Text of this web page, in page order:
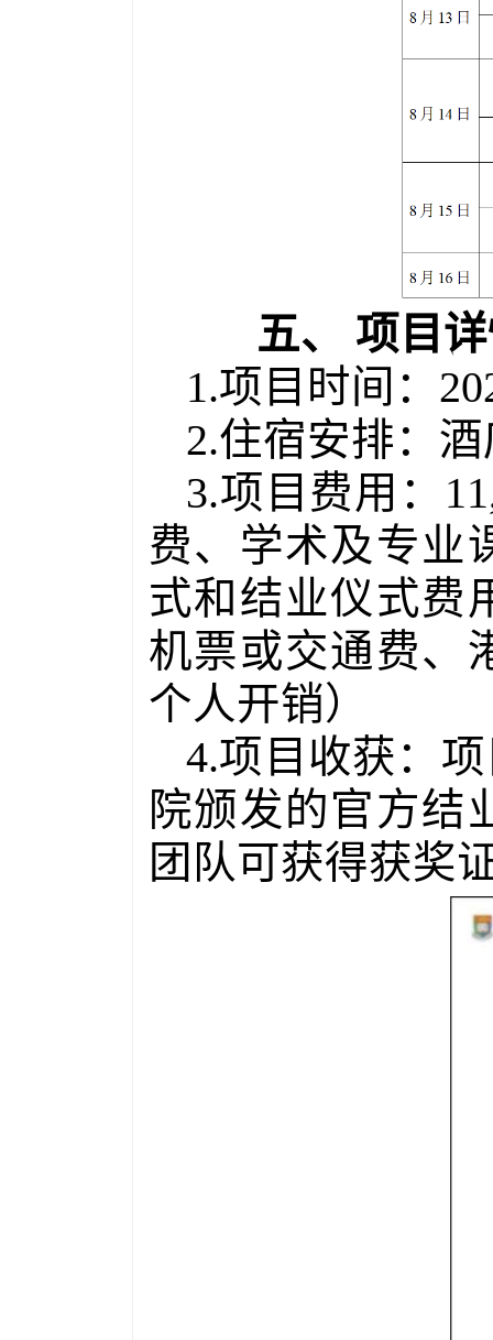
五、 项目
1.项目时间：
2.住宿安排：
3.项目费用：
费、学术及专业
式和结业仪式费
机票或交通费、
个人开销）
4.项目收获：
院颁发的官方结
团队可获得获奖